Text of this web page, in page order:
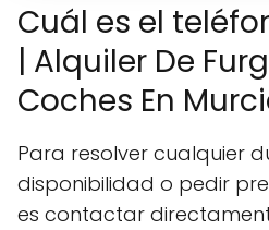
Cuál es el
| Alquiler De
Coches En
Para resolver cualquier
disponibilidad o pedir
es contactar